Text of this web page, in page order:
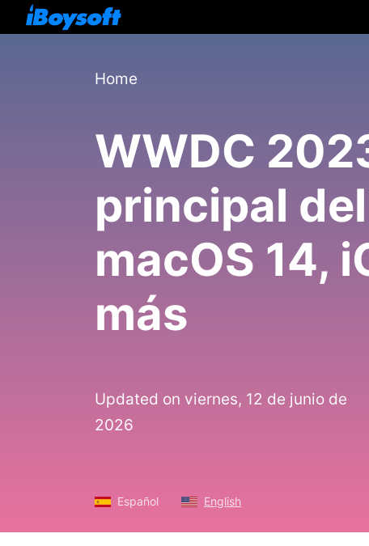
Home
WWDC
principal
macOS 14,
más
Updated on viernes, 12 de junio de
2026
Español English